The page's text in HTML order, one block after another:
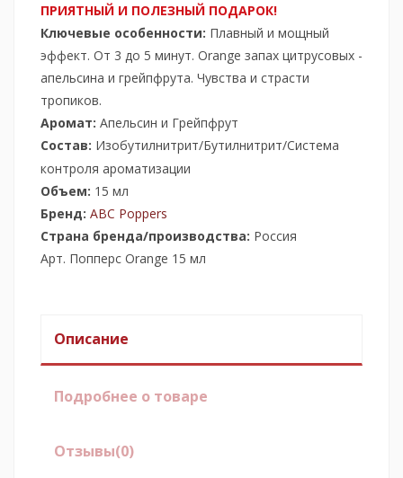
ПРИЯТНЫЙ И ПОЛЕЗНЫЙ ПОДАРОК!
Ключевые особенности: Плавный и мощный
эффект. От 3 до 5 минут. Orange запах цитрусовых -
апельсина и грейпфрута. Чувства и страсти
тропиков.
Аромат: Апельсин и Грейпфрут
Состав: Изобутилнитрит/Бутилнитрит/Система
контроля ароматизации
Объем: 15 мл
Бренд: ABC Poppers
Страна бренда/производства: Россия
Арт. Попперс Orange 15 мл
Описание
Подробнее о товаре
Отзывы(0)